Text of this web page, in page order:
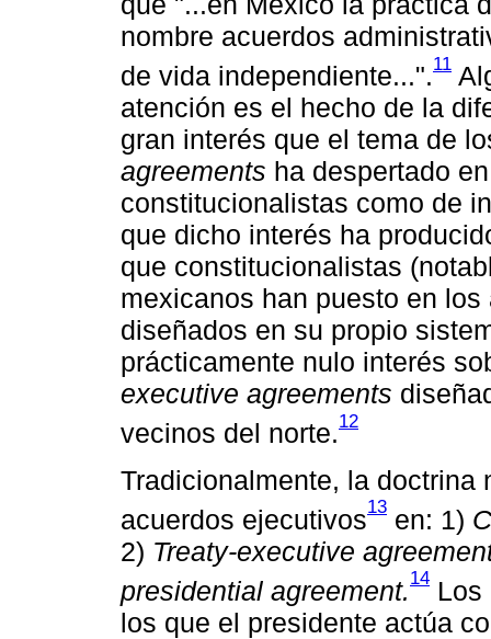
nombre acuerdos
de vida independiente...".11
atención es el hecho de la
gran interés que el tema de
agreements ha despertado
constitucionalistas como de
que dicho interés ha
que constitucionalistas
mexicanos han puesto en
diseñados en su propio
prácticamente nulo interés
executive agreements
vecinos del norte.12
Tradicionalmente, la doctrina
acuerdos ejecutivos13 en: 1)
2) Treaty-executive
presidential agreement. 14 Los
los que el presidente actúa